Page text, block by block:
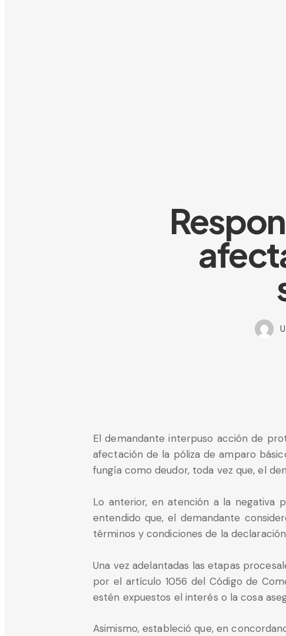
El demandante interpuso acción de
afectación de la póliza de amparo
fungía como deudor, toda vez que, el
Lo anterior, en atención a la negativa
entendido que, el demandante
términos y condiciones de la
Una vez adelantadas las etapas
por el artículo 1056 del Código de
estén expuestos el interés o la cosa
Asimismo, estableció que, en